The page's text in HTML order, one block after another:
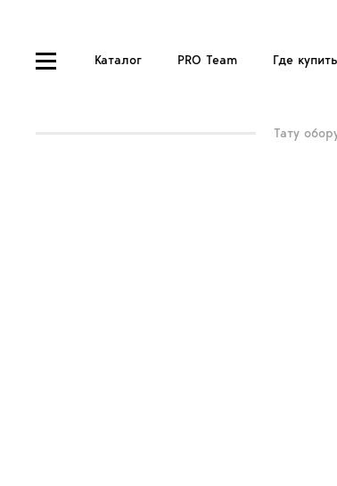
Каталог PRO Team Где купить
Тату